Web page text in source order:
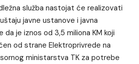
služba nastojat će realizovati
javne ustanove i javna
da je iznos od 3,5 miliona KM koji
od strane Elektroprivrede na
ministarstva TK za potrebe